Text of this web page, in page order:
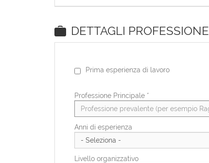
DETTAGLI PROFESSIONE
Prima esperienza di lavoro
Professione Principale *
Anni di esperienza
Livello organizzativo